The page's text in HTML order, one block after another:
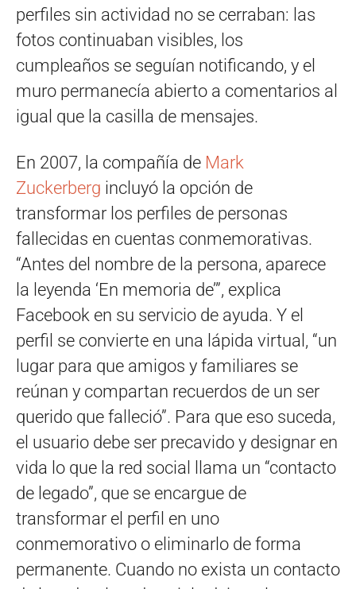
perfiles sin actividad no se cerraban: las
fotos continuaban visibles, los
cumpleaños se seguían notificando, y el
muro permanecía abierto a comentarios al
igual que la casilla de mensajes.
En 2007, la compañía de Mark
Zuckerberg incluyó la opción de
transformar los perfiles de personas
fallecidas en cuentas conmemorativas.
“Antes del nombre de la persona, aparece
la leyenda ‘En memoria de’”, explica
Facebook en su servicio de ayuda. Y el
perfil se convierte en una lápida virtual, “un
lugar para que amigos y familiares se
reúnan y compartan recuerdos de un ser
querido que falleció”. Para que eso suceda,
el usuario debe ser precavido y designar en
vida lo que la red social llama un “contacto
de legado”, que se encargue de
transformar el perfil en uno
conmemorativo o eliminarlo de forma
permanente. Cuando no exista un contacto